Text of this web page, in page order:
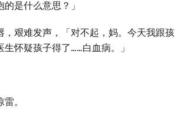
是什么意思？」
，艰难发声，「对不起，妈。今天我跟孩
怀疑孩子得了……白血病。」
。